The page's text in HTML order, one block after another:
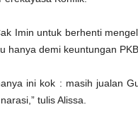
Imin untuk berhenti
hanya demi keuntungan
ini kok : masih jualan
tulis Alissa.